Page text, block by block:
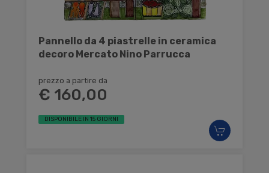
Pannello da 4 piastrelle in ceramica
decoro Mercato Nino Parrucca
prezzo a partire da
€ 160,00
DISPONIBILE IN 15 GIORNI